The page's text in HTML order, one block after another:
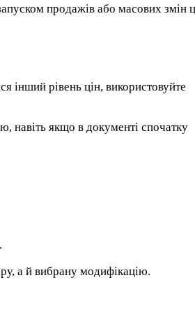
продажів або масових змін
інший рівень цін, використовуйте
навіть якщо в документі спочатку
а й вибрану модифікацію.